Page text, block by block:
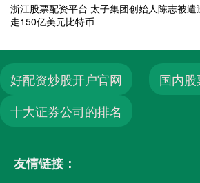
浙江股票配资平台 太子集团创始人陈志被
走150亿美元比特币
好配资炒股开户官网
国内
十大证券公司的排名
友情链接：